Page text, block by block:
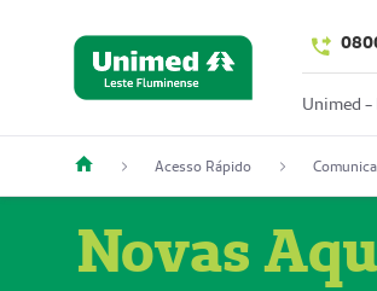
Unimed -
Acesso Rápido
Novas